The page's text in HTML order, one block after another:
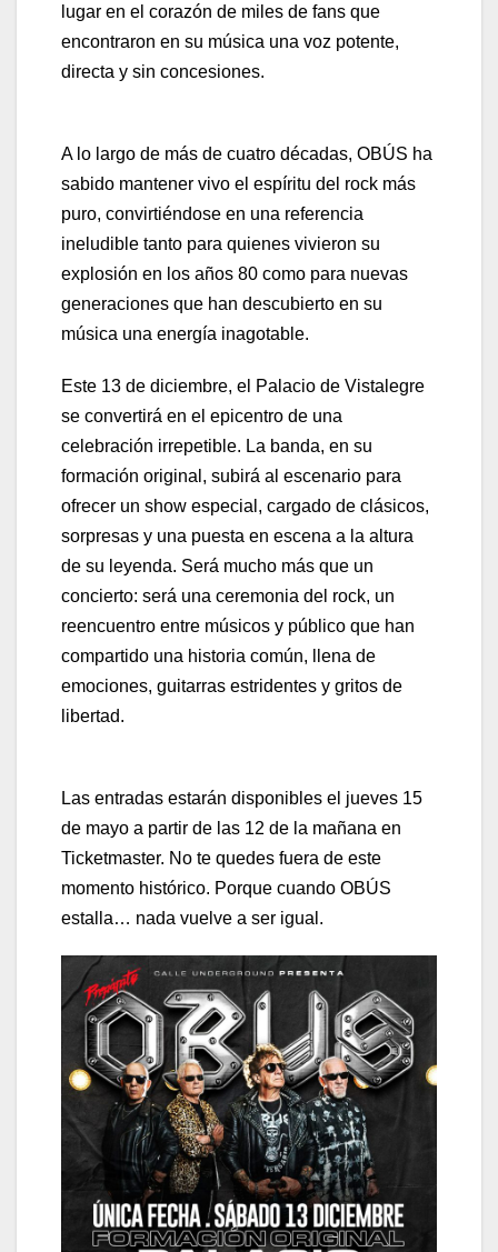
lugar en el corazón de miles de fans que
encontraron en su música una voz potente,
directa y sin concesiones.
A lo largo de más de cuatro décadas, OBÚS ha
sabido mantener vivo el espíritu del rock más
puro, convirtiéndose en una referencia
ineludible tanto para quienes vivieron su
explosión en los años 80 como para nuevas
generaciones que han descubierto en su
música una energía inagotable.
Este 13 de diciembre, el Palacio de Vistalegre
se convertirá en el epicentro de una
celebración irrepetible. La banda, en su
formación original, subirá al escenario para
ofrecer un show especial, cargado de clásicos,
sorpresas y una puesta en escena a la altura
de su leyenda. Será mucho más que un
concierto: será una ceremonia del rock, un
reencuentro entre músicos y público que han
compartido una historia común, llena de
emociones, guitarras estridentes y gritos de
libertad.
Las entradas estarán disponibles el jueves 15
de mayo a partir de las 12 de la mañana en
Ticketmaster. No te quedes fuera de este
momento histórico. Porque cuando OBÚS
estalla… nada vuelve a ser igual.